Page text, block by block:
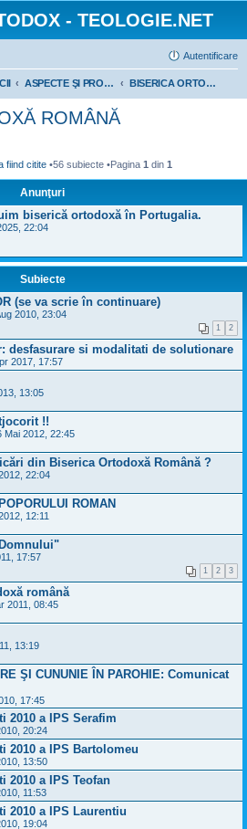
- TEOLOGIE.NET
Autentificare
ASPECTE ŞI PROBLEME CONCRETE DIN VIAŢA BISERICILOR ORTODOXE BISERICA ORTODOXĂ ROMÂNĂ
ROMÂNĂ
fiind citite •56 subiecte •Pagina1 din1
Anunţuri
biserică ortodoxă în Portugalia.
22:04
Subiecte
(se va scrie în continuare)
2010, 23:04
1 2
desfasurare si modalitati de solutionare
2017, 17:57
13:05
!!
Mai 2012, 22:45
din Biserica Ortodoxă Română ?
22:04
ROMAN
12:11
17:57
1 2 3
română
2011, 08:45
13:19
ŞI CUNUNIE ÎN PAROHIE: Comunicat
17:45
2010 a IPS Serafim
20:24
2010 a IPS Bartolomeu
13:50
2010 a IPS Teofan
11:53
2010 a IPS Laurentiu
19:04